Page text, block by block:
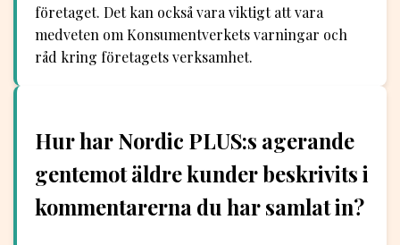
företaget. Det kan också vara viktigt att vara
medveten om Konsumentverkets varningar och
råd kring företagets verksamhet.
Hur har Nordic PLUS:s agerande
gentemot äldre kunder beskrivits i
kommentarerna du har samlat in?